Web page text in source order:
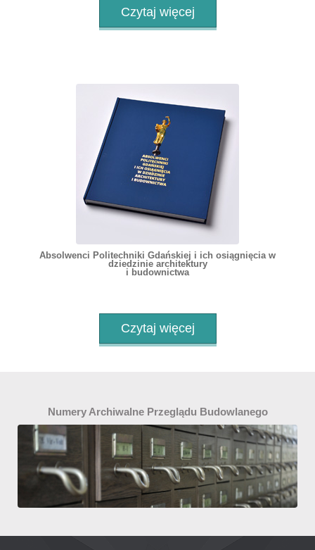
Czytaj więcej
Absolwenci Politechniki Gdańskiej i ich osiągnięcia w
dziedzinie architektury
i budownictwa
Czytaj więcej
Numery Archiwalne Przeglądu Budowlanego